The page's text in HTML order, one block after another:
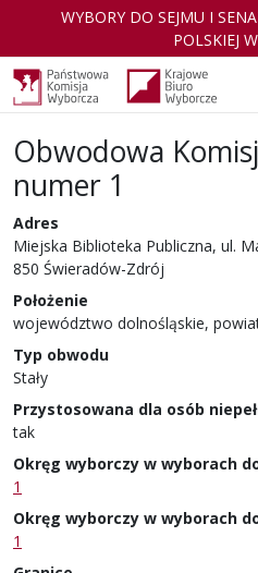
WYBORY DO SEJMU I
POLSKIEJ
Obwodowa
numer 1
Adres
Miejska Biblioteka Publiczna, ul.
850 Świeradów-Zdrój
Położenie
województwo dolnośląskie,
Typ obwodu
Stały
Przystosowana dla osób
tak
Okręg wyborczy w wyborach
1
Okręg wyborczy w wyborach
1